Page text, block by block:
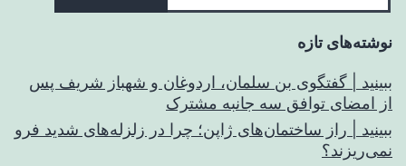
نوشته‌های تازه
ببینید | گفتگوی بن سلمان، اردوغان و شهباز شریف پس
از امضای توافق سه جانبه مشترک
ببینید | راز ساختمان‌های ژاپن؛ چرا در زلزله‌های شدید فرو
نمی‌ریزند؟